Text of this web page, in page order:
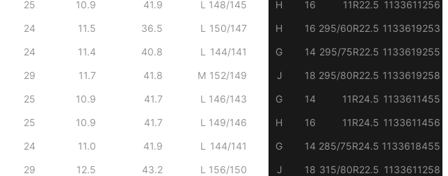
1133611256
11R22.5
16
H
148/145
L
41.9
10.9
25
1133619253
295/60R22.5
16
H
150/147
L
36.5
11.5
24
1133619255
295/75R22.5
14
G
144/141
L
40.8
11.4
24
1133619258
295/80R22.5
18
J
152/149
M
41.8
11.7
29
1133611455
11R24.5
14
G
146/143
L
41.7
10.9
25
1133611456
11R24.5
16
H
149/146
L
41.7
10.9
25
1133618455
285/75R24.5
14
G
144/141
L
41.9
11.0
24
1133611258
315/80R22.5
18
J
156/150
L
43.2
12.5
29